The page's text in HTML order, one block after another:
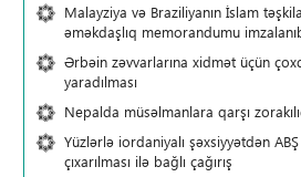
Malayziya və Braziliyanın İslam
əməkdaşlıq memorandumu
Ərbəin zəvvarlarına xidmət üçün
yaradılması
Nepalda müsəlmanlara qarşı
Yüzlərlə iordaniyalı şəxsiyyətdən
çıxarılması ilə bağlı çağırış